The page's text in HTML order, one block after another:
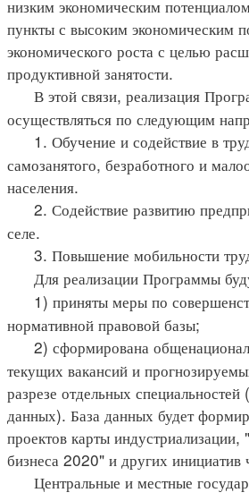
низким экономическим
пункты с высоким экономическим
экономического роста с целью
продуктивной занятости.
В этой связи, реализация
осуществляться по следующим
1. Обучение и содействие в
самозанятого, безработного и
населения.
2. Содействие развитию
селе.
3. Повышение мобильности
Для реализации Программы
1) приняты меры по
нормативной правовой базы;
2) сформирована
текущих вакансий и
разрезе отдельных специальностей
данных). База данных будет
проектов карты
бизнеса 2020" и других инициатив
Центральные и местные